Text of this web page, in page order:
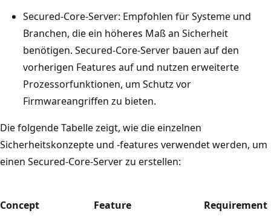
Secured-Core-Server: Empfohlen für Systeme und
Branchen, die ein höheres Maß an Sicherheit
benötigen. Secured-Core-Server bauen auf den
vorherigen Features auf und nutzen erweiterte
Prozessorfunktionen, um Schutz vor
Firmwareangriffen zu bieten.
Die folgende Tabelle zeigt, wie die einzelnen
Sicherheitskonzepte und -features verwendet werden, um
einen Secured-Core-Server zu erstellen:
Concept Feature Requirement